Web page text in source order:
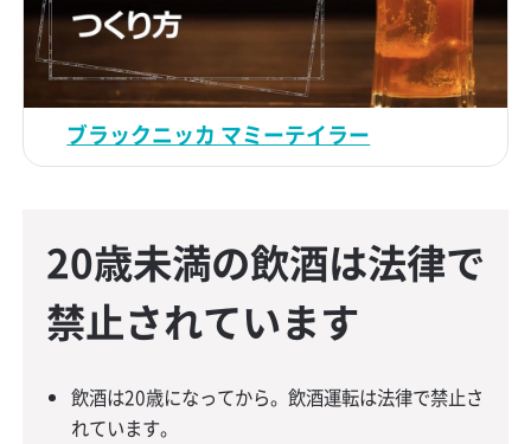
ブラックニッカ マミーテイラー
20歳未満の飲酒は法律で
禁止されています
飲酒は20歳になってから。飲酒運転は法律で禁止さ
れています。